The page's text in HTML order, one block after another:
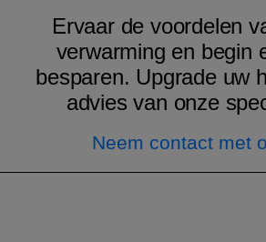
Ervaar de voordelen
verwarming en begin
besparen. Upgrade uw
advies van onze
Neem contact met